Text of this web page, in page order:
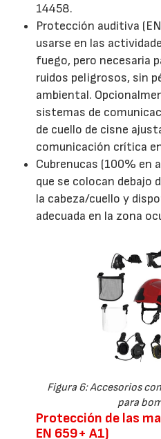
14458.
Protección auditiva
usarse en las
fuego, pero necesaria
ruidos peligrosos, sin
ambiental.
sistemas de
de cuello de cisne
comunicación crítica
Cubrenucas (100% en
que se colocan debajo
la cabeza/cuello y
adecuada en la zona
Figura 6: Accesorios
para
Protección de las
EN 659+ A1)